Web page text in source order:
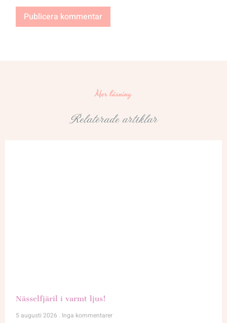
Mer läsning
Relaterade artiklar
Nässelfjäril i varmt ljus!
5 augusti 2026
Inga kommentarer